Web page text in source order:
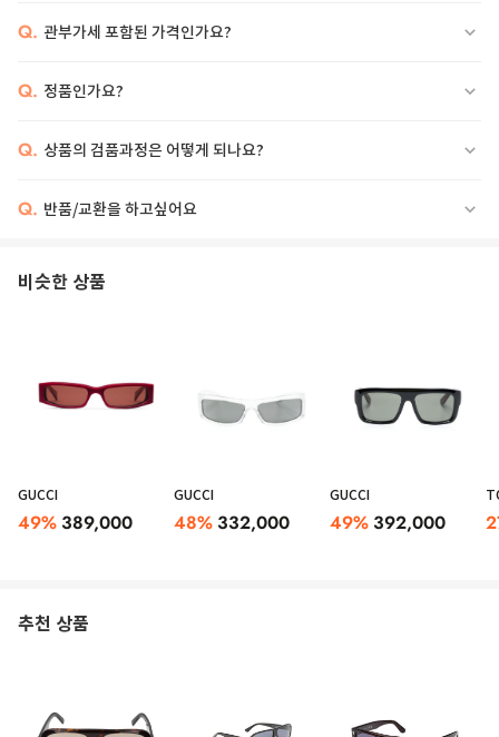
Q. 관부가세 포함된 가격인가요?
Q. 정품인가요?
Q. 상품의 검품과정은 어떻게 되나요?
Q. 반품/교환을 하고싶어요
비슷한 상품
GUCCI
49% 389,000
GUCCI
48% 332,000
GUCCI
49% 392,000
추천 상품